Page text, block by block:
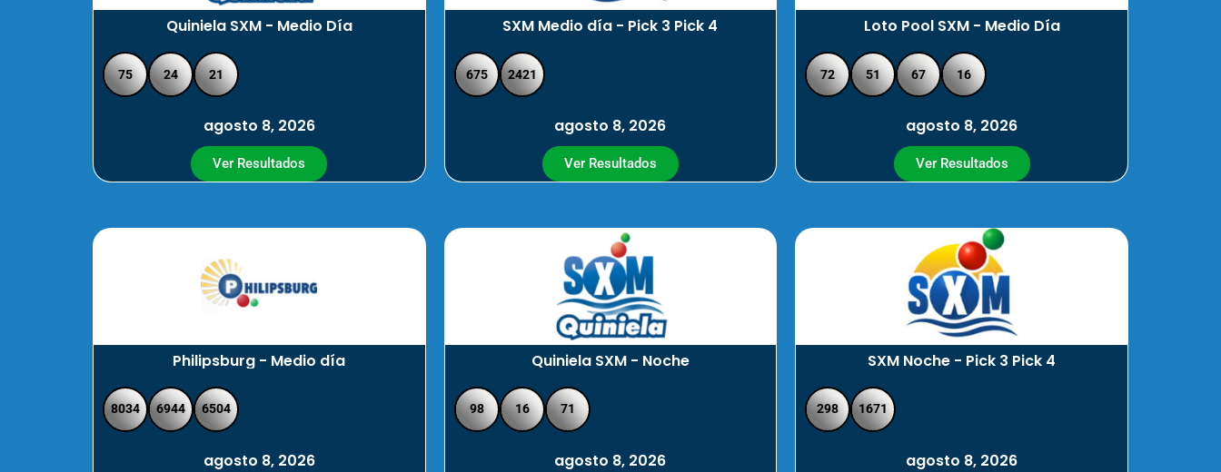
Quiniela SXM - Medio Día SXM Medio día - Pick 3 Pick 4 Loto Pool SXM - Medio Día
75 24 21
agosto 8, 2026
675 2421
agosto 8, 2026
72 51 67 16
agosto 8, 2026
Ver Resultados Ver Resultados Ver Resultados
Philipsburg - Medio día Quiniela SXM - Noche SXM Noche - Pick 3 Pick 4
8034 6944 6504
agosto 8, 2026
98 16 71
agosto 8, 2026
298 1671
agosto 8, 2026